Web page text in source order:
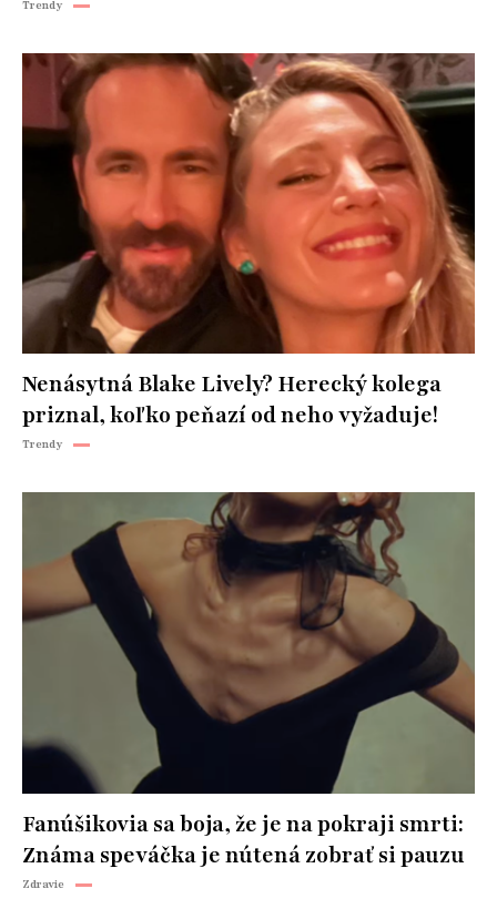
Trendy
Nenásytná Blake Lively? Herecký kolega
priznal, koľko peňazí od neho vyžaduje!
Trendy
Fanúšikovia sa boja, že je na pokraji smrti:
Známa speváčka je nútená zobrať si pauzu
Zdravie